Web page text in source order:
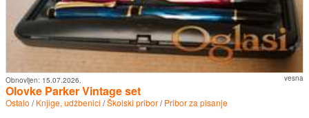
vesna
Obnovljen: 15.07.2026.
Olovke Parker Vintage set
Ostalo /Knjige, udžbenici /Školski pribor/Pribor za pisanje